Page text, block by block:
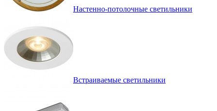
Настенно-потолочные светильники
Встраиваемые светильники